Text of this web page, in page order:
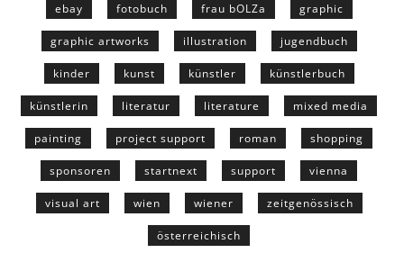
ebay fotobuch frau bOLZa graphic
graphic artworks illustration jugendbuch
kinder kunst künstler künstlerbuch
künstlerin literatur literature mixed media
painting project support roman shopping
sponsoren startnext support vienna
visual art wien wiener zeitgenössisch
österreichisch